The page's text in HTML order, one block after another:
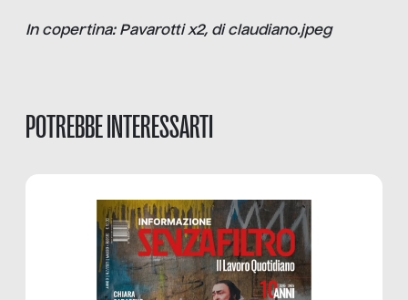
In copertina: Pavarotti x2, di claudiano.jpeg
POTREBBE INTERESSARTI